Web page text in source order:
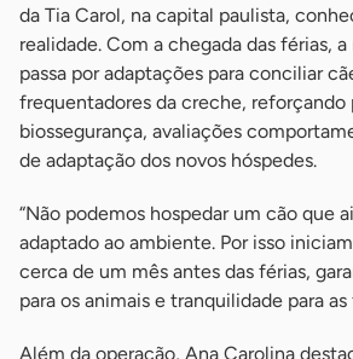
da Tia Carol, na capital paulista,
realidade. Com a chegada das férias,
passa por adaptações para conciliar
frequentadores da creche, reforçando
biossegurança, avaliações
de adaptação dos novos hóspedes.
“Não podemos hospedar um cão que
adaptado ao ambiente. Por isso
cerca de um mês antes das férias,
para os animais e tranquilidade para
Além da operação, Ana Carolina